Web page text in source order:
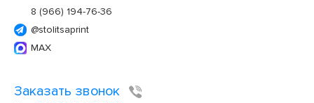
8 (966) 194-76-36
@stolitsaprint
MAX
Заказать звонок